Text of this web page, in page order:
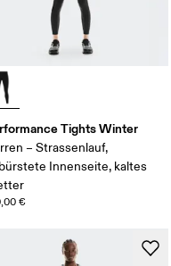
Tights Winter
– Strassenlauf,
Innenseite, kaltes
€